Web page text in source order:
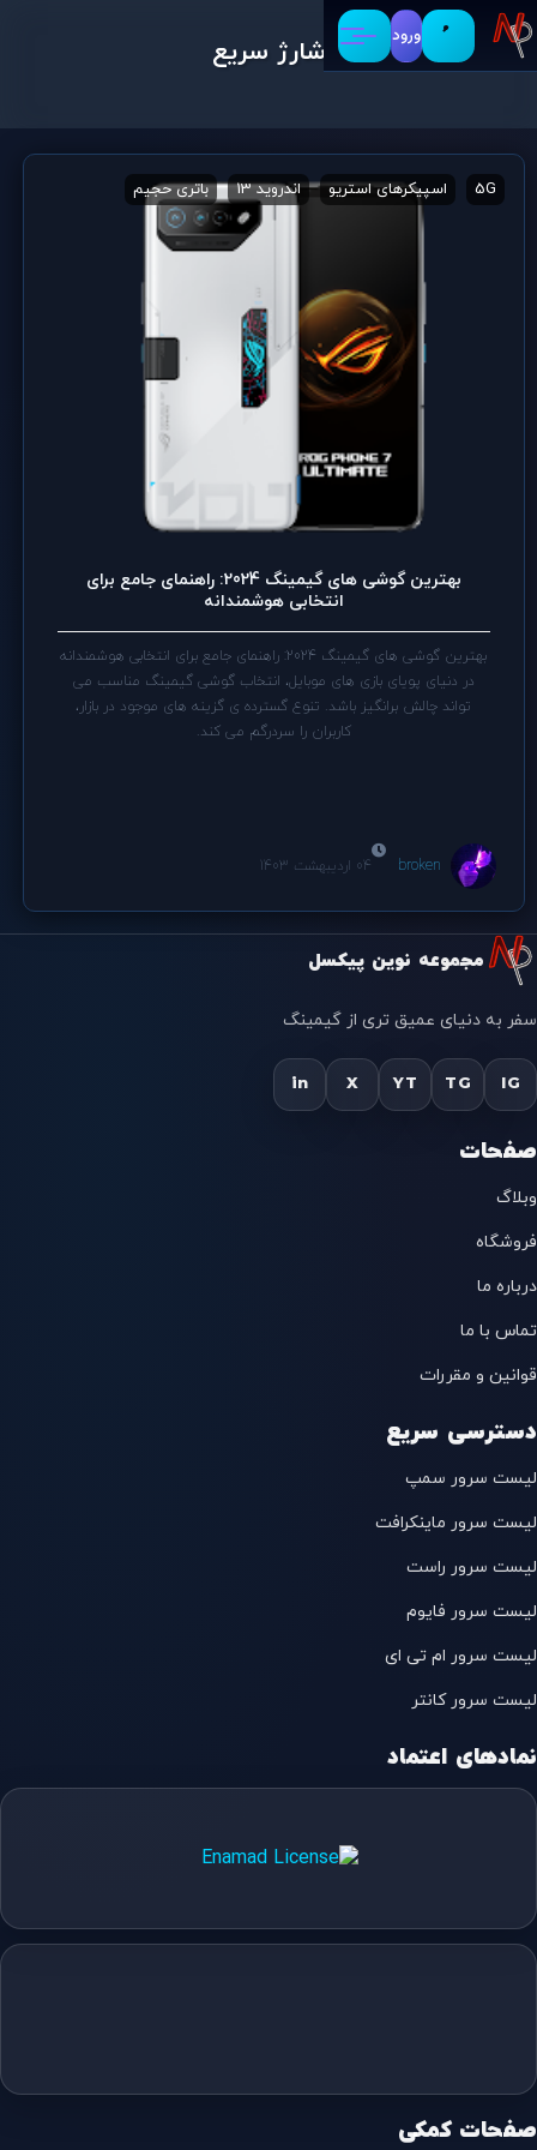
ورود شارژ سریع
5G اسپیکرهای استریو اندروید 13 باتری حجیم
بهترین گوشی های گیمینگ 2024: راهنمای جامع برای
انتخابی هوشمندانه
بهترین گوشی های گیمینگ 2024: راهنمای جامع برای انتخابی هوشمندانه
در دنیای پویای بازی های موبایل، انتخاب گوشی گیمینگ مناسب می
تواند چالش برانگیز باشد. تنوع گسترده ی گزینه های موجود در بازار،
کاربران را سردرگم می کند.
broken 04 اردیبهشت 1403
مجموعه نوین پیکسل
سفر به دنیای عمیق تری از گیمینگ
IG
TG
YT
X
in
صفحات
وبلاگ
فروشگاه
درباره ما
تماس با ما
قوانین و مقررات
دسترسی سریع
لیست سرور سمپ
لیست سرور ماینکرافت
لیست سرور راست
لیست سرور فایوم
لیست سرور ام تی ای
لیست سرور کانتر
نمادهای اعتماد
صفحات کمکی